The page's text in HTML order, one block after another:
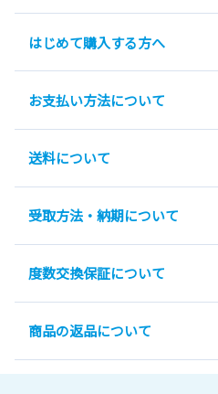
はじめて購入する方へ
お支払い方法について
送料について
受取方法・納期について
度数交換保証について
商品の返品について